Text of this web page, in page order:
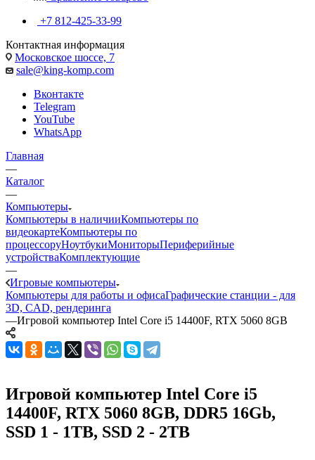
+7 812-425-33-99
Контактная информация
Московское шоссе, 7
sale@king-komp.com
Вконтакте
Telegram
YouTube
WhatsApp
Главная
—
Каталог
—
Компьютеры
Компьютеры в наличииКомпьютеры по
видеокартеКомпьютеры по
процессоруНоутбукиМониторыПериферийные
устройстваКомплектующие
—
Игровые компьютеры
Компьютеры для работы и офисаГрафические станции - для
3D, CAD, рендеринга
—Игровой компьютер Intel Core i5 14400F, RTX 5060 8GB
Игровой компьютер Intel Core i5
14400F, RTX 5060 8GB, DDR5 16Gb,
SSD 1 - 1TB, SSD 2 - 2TB